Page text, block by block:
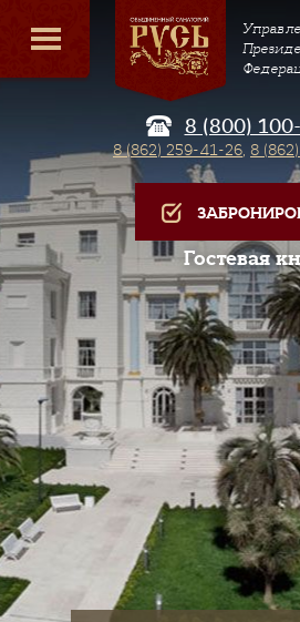
8 (800)
8 (862) 259-41-26, 8
Гостевая